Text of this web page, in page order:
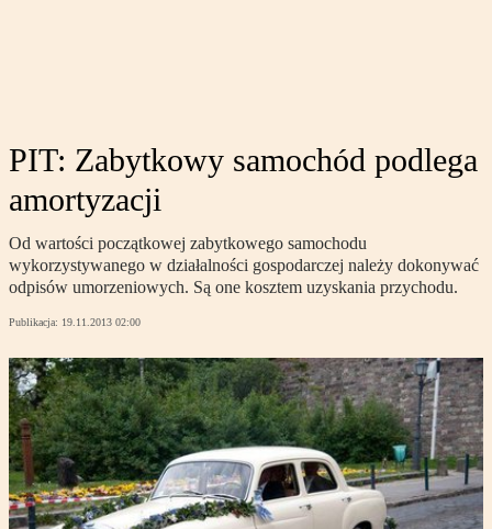
PIT: Zabytkowy samochód podlega
amortyzacji
Od wartości początkowej zabytkowego samochodu
wykorzystywanego w działalności gospodarczej należy dokonywać
odpisów umorzeniowych. Są one kosztem uzyskania przychodu.
Publikacja: 19.11.2013 02:00